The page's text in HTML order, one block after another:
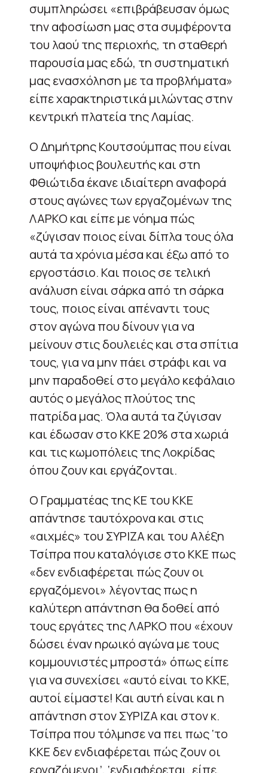
συμπληρώσει «επιβράβευσαν όμως
την αφοσίωση μας στα συμφέροντα
του λαού της περιοχής, τη σταθερή
παρουσία μας εδώ, τη συστηματική
μας ενασχόληση με τα προβλήματα»
είπε χαρακτηριστικά μιλώντας στην
κεντρική πλατεία της Λαμίας.
Ο Δημήτρης Κουτσούμπας που είναι
υποψήφιος βουλευτής και στη
Φθιώτιδα έκανε ιδιαίτερη αναφορά
στους αγώνες των εργαζομένων της
ΛΑΡΚΟ και είπε με νόημα πώς
«ζύγισαν ποιος είναι δίπλα τους όλα
αυτά τα χρόνια μέσα και έξω από το
εργοστάσιο. Και ποιος σε τελική
ανάλυση είναι σάρκα από τη σάρκα
τους, ποιος είναι απέναντι τους
στον αγώνα που δίνουν για να
μείνουν στις δουλειές και στα σπίτια
τους, για να μην πάει στράφι και να
μην παραδοθεί στο μεγάλο κεφάλαιο
αυτός ο μεγάλος πλούτος της
πατρίδα μας. Όλα αυτά τα ζύγισαν
και έδωσαν στο ΚΚΕ 20% στα χωριά
και τις κωμοπόλεις της Λοκρίδας
όπου ζουν και εργάζονται.
Ο Γραμματέας της ΚΕ του ΚΚΕ
απάντησε ταυτόχρονα και στις
«αιχμές» του ΣΥΡΙΖΑ και του Αλέξη
Τσίπρα που καταλόγισε στο ΚΚΕ πως
«δεν ενδιαφέρεται πώς ζουν οι
εργαζόμενοι» λέγοντας πως η
καλύτερη απάντηση θα δοθεί από
τους εργάτες της ΛΑΡΚΟ που «έχουν
δώσει έναν ηρωικό αγώνα με τους
κομμουνιστές μπροστά» όπως είπε
για να συνεχίσει «αυτό είναι το ΚΚΕ,
αυτοί είμαστε! Και αυτή είναι και η
απάντηση στον ΣΥΡΙΖΑ και στον κ.
Τσίπρα που τόλμησε να πει πως ‘το
ΚΚΕ δεν ενδιαφέρεται πώς ζουν οι
εργαζόμενοι’, ‘ενδιαφέρεται, είπε,